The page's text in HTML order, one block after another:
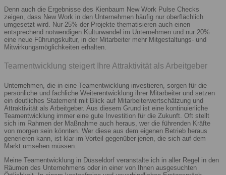
Denn auch die Ergebnisse des Kienbaum New Work Pulse Checks
zeigen, dass New Work in den Unternehmen häufig nur oberflächlich
umgesetzt wird. Nur 25% der Projekte thematisieren auch einen
entsprechend notwendigen Kulturwandel im Unternehmen und nur 20%
eine neue Führungskultur, in der Mitarbeiter mehr Mitgestaltungs- und
Mitwirkungsmöglichkeiten erhalten.
Teamentwicklung steigert Ihre Attraktivität als Arbeitgeber
Unternehmen, die in eine Teamentwicklung investieren, sorgen für die
persönliche und fachliche Weiterentwicklung ihrer Mitarbeiter und setzen
ein deutliches Statement mit Blick auf Mitarbeiterwertschätzung und
Attraktivität als Arbeitgeber. Aus diesem Grund ist eine kontinuierliche
Teamentwicklung immer eine gute Investition für die Zukunft. Oft stellt
sich im Rahmen der Maßnahme auch heraus, wer die führenden Kräfte
von morgen sein könnten. Wer diese aus dem eigenen Betrieb heraus
generieren kann, ist klar im Vorteil gegenüber jenen, die sich auf dem
Markt umsehen müssen.
Meine Teamentwicklung in Düsseldorf veranstalte ich in aller Regel in den
Räumen des Unternehmens oder in einer von Ihnen ausgesuchten